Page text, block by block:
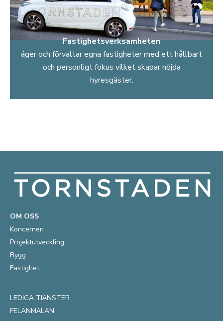
Fastighetsverksamheten
äger och förvaltar egna fastigheter med ett hållbart
och personligt fokus vilket skapar nöjda
hyresgäster.
OM OSS
Koncernen
Projektutveckling
Bygg
Fastighet
LEDIGA TJÄNSTER
FELANMÄLAN